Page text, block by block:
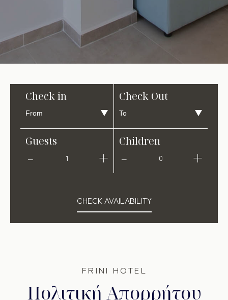
Check in Check Out
Guests
1
Children
0
CHECK AVAILABILITY
FRINI HOTEL
Πολιτική Απορρήτου